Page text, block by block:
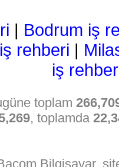
| Bodrum iş
rehberi |
iş
toplam
, toplamda
Bilgisayar,